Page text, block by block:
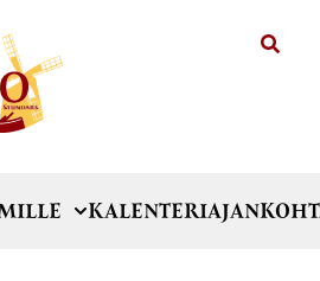
KALENTERI